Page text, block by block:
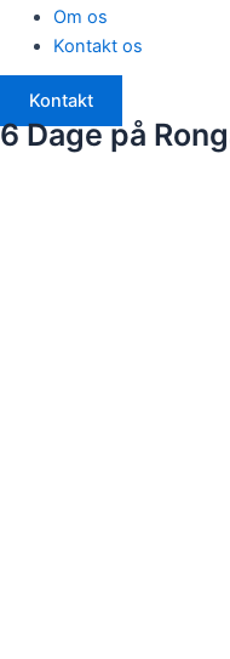
Om os
Kontakt os
Kontakt
6 Dage på